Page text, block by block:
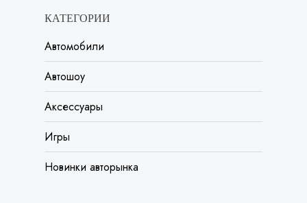
КАТЕГОРИИ
Автомобили
Автошоу
Аксессуары
Игры
Новинки авторынка